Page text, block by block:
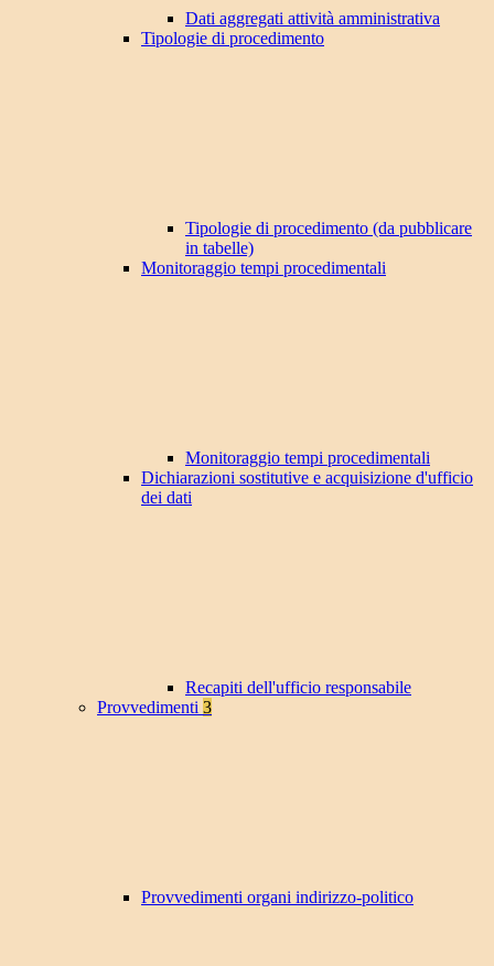
Dati aggregati attività amministrativa
Tipologie di procedimento
Tipologie di procedimento (da pubblicare
in tabelle)
Monitoraggio tempi procedimentali
Monitoraggio tempi procedimentali
Dichiarazioni sostitutive e acquisizione d'ufficio
dei dati
Recapiti dell'ufficio responsabile
Provvedimenti 3
Provvedimenti organi indirizzo-politico